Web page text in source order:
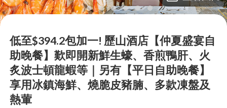
lens lens lens lens lens lens lens
低至$394.2包加一! 歷山酒店【仲夏盛宴自
助晚餐】歎即開新鮮生蠔、香煎鴨肝、火
炙波士頓龍蝦等｜另有【平日自助晚餐】
享用冰鎮海鮮、燒脆皮豬腩、多款凍盤及
熱葷